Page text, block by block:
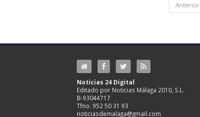
Anterior
Noticias 24 Digital
Editado por Noticias Málaga 2010, S.L.
B-93044717
Tfno. 952 50 31 93
noticiasdemalaga@gmail.com